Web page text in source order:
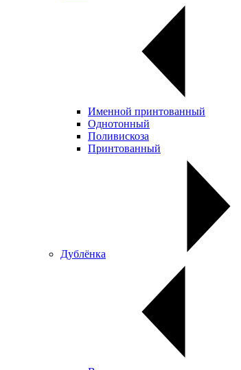
Именной принтованный
Однотонный
Поливискоза
Принтованный
Дублёнка